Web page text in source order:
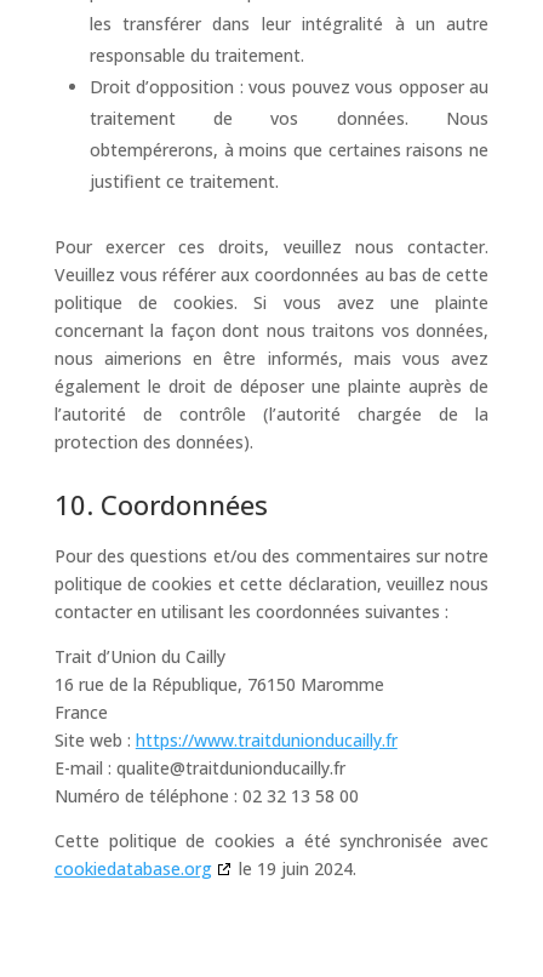
les transférer dans leur intégralité à un autre
responsable du traitement.
Droit d’opposition : vous pouvez vous opposer au
traitement de vos données. Nous
obtempérerons, à moins que certaines raisons ne
justifient ce traitement.
Pour exercer ces droits, veuillez nous contacter.
Veuillez vous référer aux coordonnées au bas de cette
politique de cookies. Si vous avez une plainte
concernant la façon dont nous traitons vos données,
nous aimerions en être informés, mais vous avez
également le droit de déposer une plainte auprès de
l’autorité de contrôle (l’autorité chargée de la
protection des données).
10. Coordonnées
Pour des questions et/ou des commentaires sur notre
politique de cookies et cette déclaration, veuillez nous
contacter en utilisant les coordonnées suivantes :
Trait d’Union du Cailly
16 rue de la République, 76150 Maromme
France
Site web : https://www.traitdunionducailly.fr
E-mail : qualite@traitdunionducailly.fr
Numéro de téléphone : 02 32 13 58 00
Cette politique de cookies a été synchronisée avec
cookiedatabase.org
le 19 juin 2024.